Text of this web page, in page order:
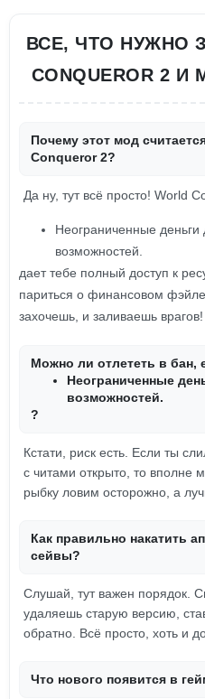
ВСЕ, ЧТО НУЖНО
CONQUEROR 2
Почему этот мод
Conqueror 2?
Да ну, тут всё просто! World
Неограниченные деньги
возможностей.
дает тебе полный доступ к
париться о финансовом
захочешь, и заливаешь врагов!
Можно ли отлететь в бан,
Неограниченные
возможностей.
?
Кстати, риск есть. Если ты
с читами открыто, то вполне
рыбку ловим осторожно, а
Как правильно накатить
сейвы?
Слушай, тут важен порядок.
удаляешь старую версию,
обратно. Всё просто, хоть и
Что нового появится в